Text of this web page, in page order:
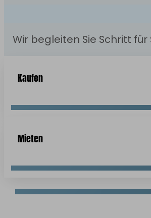
Wir begleiten Sie Schritt
Kaufen
Mieten